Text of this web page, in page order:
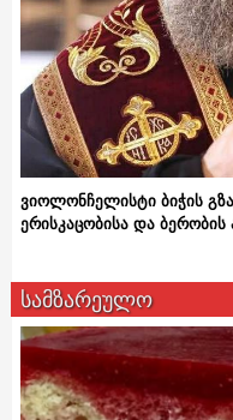
ვიოლონჩელისტი ბიჭის
ერისკაცობისა და ბერობის
სამზარეულო